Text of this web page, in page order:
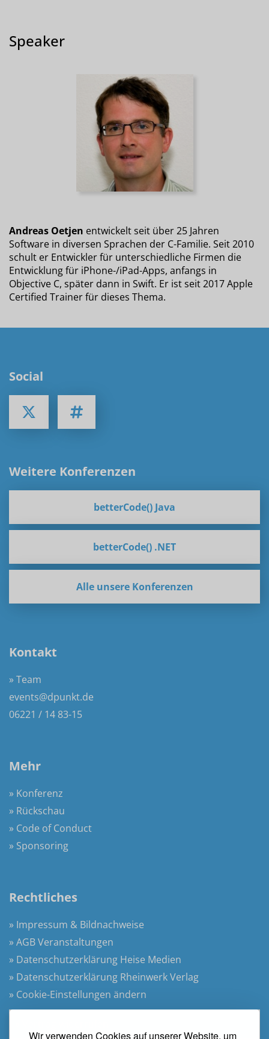
Wir verwenden Cookies auf unserer Website, um
Speaker
Andreas Oetjen entwickelt seit über 25 Jahren
Software in diversen Sprachen der C-Familie. Seit 2010
schult er Entwickler für unterschiedliche Firmen die
Entwicklung für iPhone-/iPad-Apps, anfangs in
Objective C, später dann in Swift. Er ist seit 2017 Apple
Certified Trainer für dieses Thema.
Social
Weitere Konferenzen
betterCode() Java
betterCode() .NET
Alle unsere Konferenzen
Kontakt
» Team
events@dpunkt.de
06221 / 14 83-15
Mehr
» Konferenz
» Rückschau
» Code of Conduct
» Sponsoring
Rechtliches
» Impressum & Bildnachweise
» AGB Veranstaltungen
» Datenschutzerklärung Heise Medien
» Datenschutzerklärung Rheinwerk Verlag
» Cookie-Einstellungen ändern